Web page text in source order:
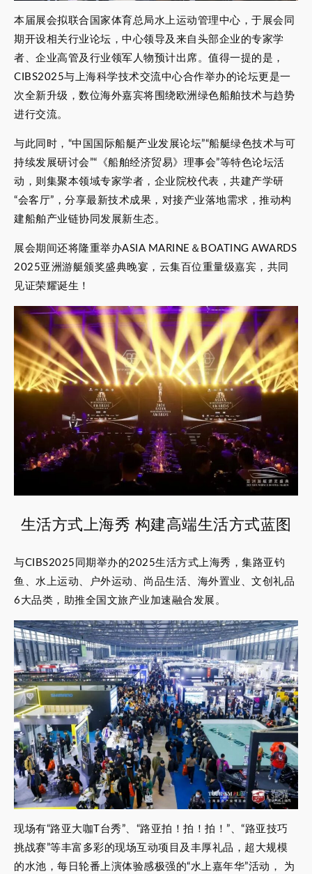
本届展会拟联合国家体育总局水上运动管理中心，于展会同
期开设相关行业论坛，中心领导及来自头部企业的专家学
者、企业高管及行业领军人物预计出席。值得一提的是，
CIBS2025与上海科学技术交流中心合作举办的论坛更是一
次全新升级，数位海外嘉宾将围绕欧洲绿色船舶技术与趋势
进行交流。
与此同时，“中国国际船艇产业发展论坛”“船艇绿色技术与可
持续发展研讨会”“《船舶经济贸易》理事会”等特色论坛活
动，则集聚本领域专家学者，企业院校代表，共建产学研
“会客厅”，分享最新技术成果，对接产业落地需求，推动构
建船舶产业链协同发展新生态。
展会期间还将隆重举办ASIA MARINE＆BOATING AWARDS
2025亚洲游艇颁奖盛典晚宴，云集百位重量级嘉宾，共同
见证荣耀诞生！
生活方式上海秀 构建高端生活方式蓝图
与CIBS2025同期举办的2025生活方式上海秀，集路亚钓
鱼、水上运动、户外运动、尚品生活、海外置业、文创礼品
6大品类，助推全国文旅产业加速融合发展。
现场有“路亚大咖T台秀”、“路亚拍！拍！拍！”、“路亚技巧
挑战赛”等丰富多彩的现场互动项目及丰厚礼品，超大规模
的水池，每日轮番上演体验感极强的“水上嘉年华”活动， 为